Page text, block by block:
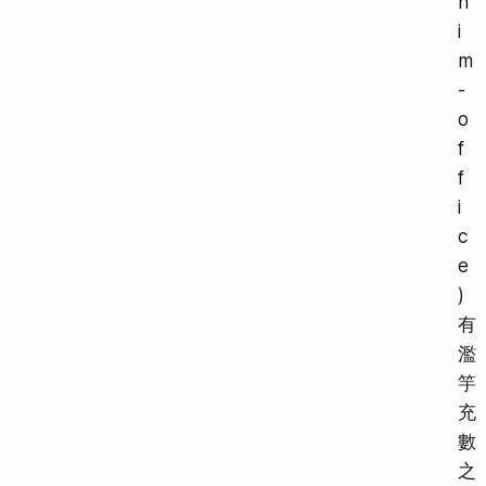
i
m
-
o
f
f
i
c
e
)
有
濫
竽
充
數
之